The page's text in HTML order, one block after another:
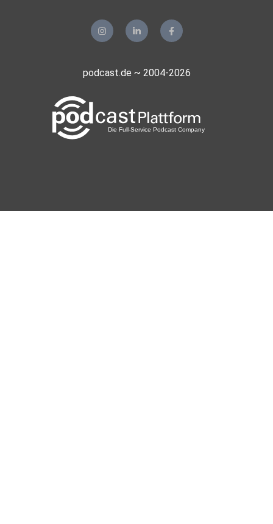
Folge mir auch im ⁠NaturSeele Podcast⁠
auf Spotify & Apple Podcast
podcast.de ~ 2004-2026